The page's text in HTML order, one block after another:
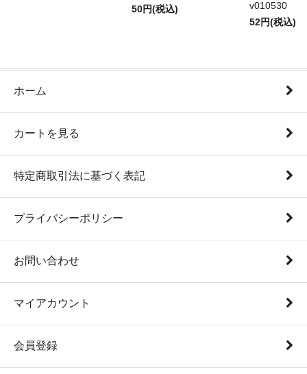
50円(税込)
v010530
52円(税込)
ホーム
カートを見る
特定商取引法に基づく表記
プライバシーポリシー
お問い合わせ
マイアカウント
会員登録